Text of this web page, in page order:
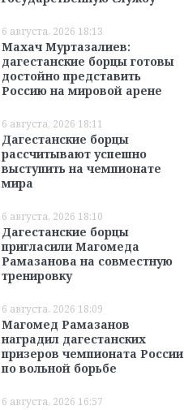
6 августа, 2026 18:13
Махач Муртазалиев:
дагестанские борцы готовы
достойно представить
Россию на мировой арене
6 августа, 2026 18:11
Дагестанские борцы
рассчитывают успешно
выступить на чемпионате
мира
6 августа, 2026 18:10
Дагестанские борцы
пригласили Магомеда
Рамазанова на совместную
тренировку
6 августа, 2026 18:09
Магомед Рамазанов
наградил дагестанских
призеров чемпионата России
по вольной борьбе
6 августа, 2026 16:57